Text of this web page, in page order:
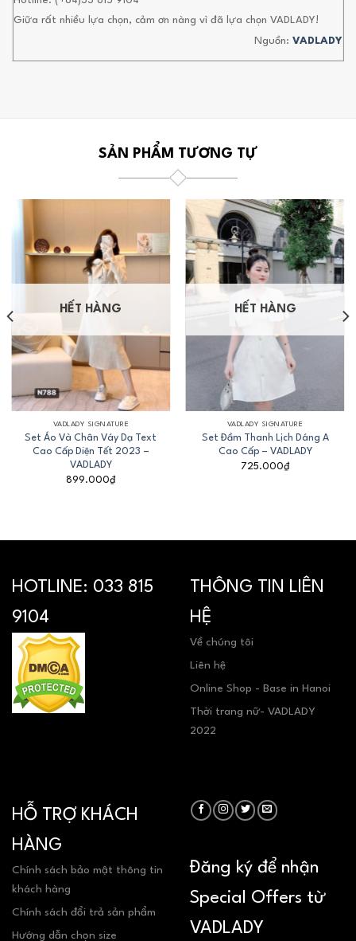
Giữa rất nhiều lựa chọn, cảm ơn nàng vì đã lựa chọn VADLADY!
Nguồn: VADLADY
SẢN PHẨM TƯƠNG TỰ
HẾT HÀNG
VADLADY SIGNATURE
Set Áo Và Chân Váy Dạ Text
Cao Cấp Diện Tết 2023 –
VADLADY
899.000₫
HẾT HÀNG
VADLADY SIGNATURE
Set Đầm Thanh Lịch Dáng A
Cao Cấp – VADLADY
725.000₫
HOTLINE: 033 815
9104
THÔNG TIN LIÊN
HỆ
Về chúng tôi
Liên hệ
Online Shop - Base in Hanoi
Thời trang nữ- VADLADY
2022
HỖ TRỢ KHÁCH
HÀNG
Chính sách bảo mật thông tin
khách hàng
Chính sách đổi trả sản phẩm
Hướng dẫn chọn size
Đăng ký để nhận
Special Offers từ
VADLADY